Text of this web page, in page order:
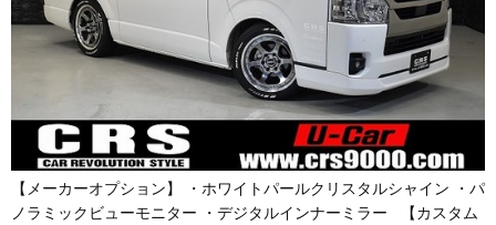
【メーカーオプション】 ・ホワイトパールクリスタルシャイン ・パ
ノラミックビューモニター ・デジタルインナーミラー 【カスタム